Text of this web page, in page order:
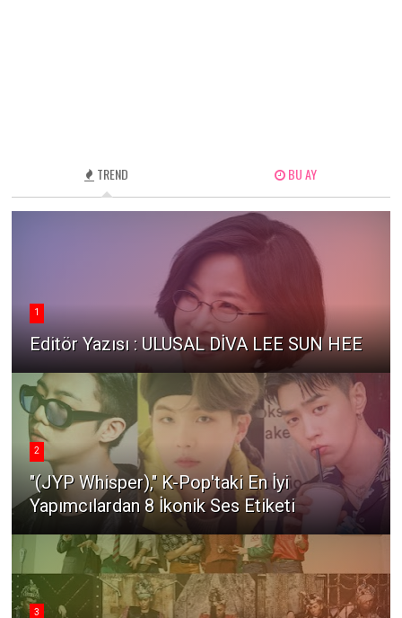
TREND BU AY
1
Editör Yazısı : ULUSAL DİVA LEE SUN HEE
2
"(JYP Whisper)," K-Pop'taki En İyi
Yapımcılardan 8 İkonik Ses Etiketi
3